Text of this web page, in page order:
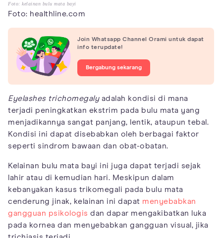
Foto: kelainan bulu mata bayi
Foto: healthline.com
Join Whatsapp Channel Orami untuk dapat
info terupdate!
Bergabung sekarang
Eyelashes trichomegalyadalah kondisi di mana
terjadi peningkatkan ekstrim pada bulu mata yang
menjadikannya sangat panjang, lentik, ataupun tebal.
Kondisi ini dapat disebabkan oleh berbagai faktor
seperti sindrom bawaan dan obat-obatan.
Kelainan bulu mata bayi ini juga dapat terjadi sejak
lahir atau di kemudian hari. Meskipun dalam
kebanyakan kasus trikomegali pada bulu mata
cenderung jinak, kelainan ini dapat menyebabkan
gangguan psikologis dan dapar mengakibatkan luka
pada kornea dan menyebabkan gangguan visual, jika